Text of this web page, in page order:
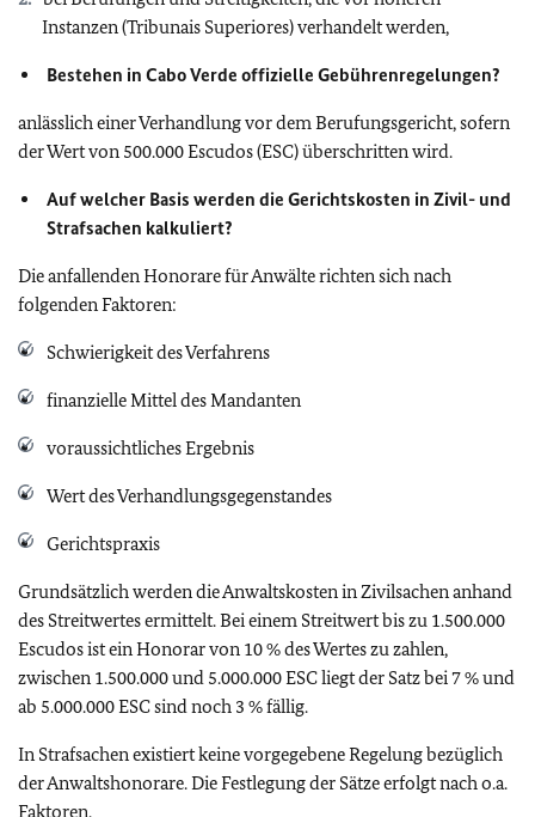
Instanzen (Tribunais Superiores) verhandelt werden,
Bestehen in Cabo Verde offizielle Gebührenregelungen?
anlässlich einer Verhandlung vor dem Berufungsgericht, sofern
der Wert von 500.000 Escudos (ESC) überschritten wird.
Auf welcher Basis werden die Gerichtskosten in Zivil- und
Strafsachen kalkuliert?
Die anfallenden Honorare für Anwälte richten sich nach
folgenden Faktoren:
Schwierigkeit des Verfahrens
finanzielle Mittel des Mandanten
voraussichtliches Ergebnis
Wert des Verhandlungsgegenstandes
Gerichtspraxis
Grundsätzlich werden die Anwaltskosten in Zivilsachen anhand
des Streitwertes ermittelt. Bei einem Streitwert bis zu 1.500.000
Escudos ist ein Honorar von 10 % des Wertes zu zahlen,
zwischen 1.500.000 und 5.000.000 ESC liegt der Satz bei 7 % und
ab 5.000.000 ESC sind noch 3 % fällig.
In Strafsachen existiert keine vorgegebene Regelung bezüglich
der Anwaltshonorare. Die Festlegung der Sätze erfolgt nach o.a.
Faktoren.